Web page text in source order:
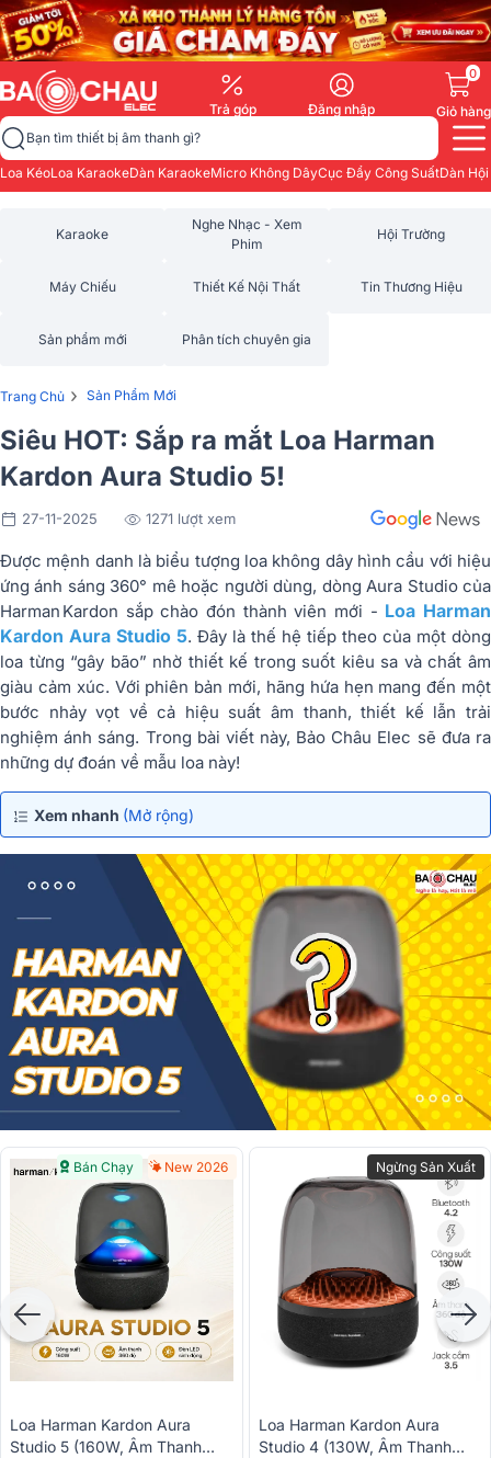
Trả góp Đăng nhập
0
Giỏ hàng
Bạn tìm thiết bị âm thanh gì?
Loa KéoLoa KaraokeDàn KaraokeMicro Không DâyCục Đẩy Công SuấtDàn
Karaoke
Nghe Nhạc - Xem
Phim
Hội Trường
Máy Chiếu Thiết Kế Nội Thất Tin Thương Hiệu
Sản phẩm mới Phân tích chuyên gia
Trang Chủ › Sản Phẩm Mới
Siêu HOT: Sắp ra mắt Loa Harman
Kardon Aura Studio 5!
27-11-2025 1271 lượt xem
Được mệnh danh là biểu tượng loa không dây hình cầu với hiệu
ứng ánh sáng 360° mê hoặc người dùng, dòng Aura Studio của
Harman Kardon sắp chào đón thành viên mới - Loa Harman
Kardon Aura Studio 5. Đây là thế hệ tiếp theo của một dòng
loa từng “gây bão” nhờ thiết kế trong suốt kiêu sa và chất âm
giàu cảm xúc. Với phiên bản mới, hãng hứa hẹn mang đến một
bước nhảy vọt về cả hiệu suất âm thanh, thiết kế lẫn trải
nghiệm ánh sáng. Trong bài viết này, Bảo Châu Elec sẽ đưa ra
những dự đoán về mẫu loa này!
Xem nhanh (Mở rộng)
Bán Chạy New 2026
Loa Harman Kardon Aura
Studio 5 (160W, Âm Thanh
Ngừng Sản Xuất
Loa Harman Kardon Aura
Studio 4 (130W, Âm Thanh